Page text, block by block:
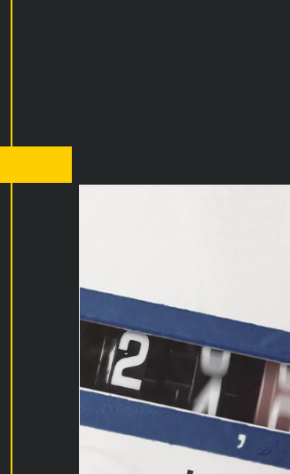
Tipps zum Strom sparen